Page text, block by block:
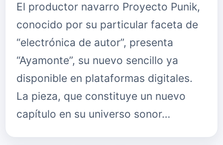
El productor navarro Proyecto Punik,
conocido por su particular faceta de
“electrónica de autor”, presenta
“Ayamonte”, su nuevo sencillo ya
disponible en plataformas digitales.
La pieza, que constituye un nuevo
capítulo en su universo sonor…